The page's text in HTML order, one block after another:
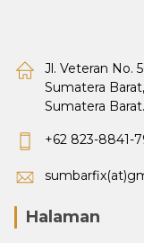
Jl. Veteran No.
Sumatera
Sumatera Barat.
+62 823-8841-
Halaman